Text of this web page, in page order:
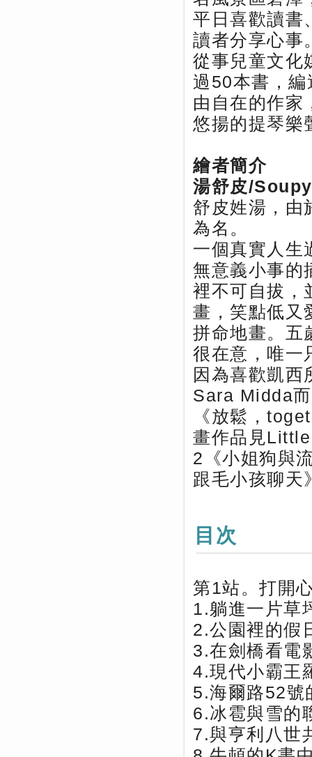
平日喜歡讀書
讀者分享心事
從事兒童文化
過50本書，
由自在的作家
悠揚的提琴
繪者簡介
湯舒皮/
舒皮姓湯，由
為名。
一個真實人生
無意義小事的
裡不可自拔，
畫，笑點低又
拼命地畫。五
很在意，唯一
因為喜歡凱
Sara Midda
《放鬆，
畫作品見
2《小姐狗與
跟毛小孩聊天
目次
第1站。打開
1.躺進一片草
2.公園裡的假
3.在劍橋看電
4.現代小霸王
5.海爾路52號
6.冰雹與雪的
7.與亨利八世